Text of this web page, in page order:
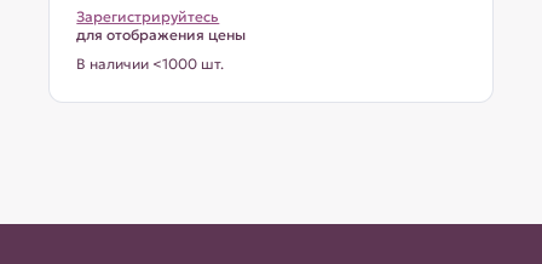
Зарегистрируйтесь
для отображения цены
В наличии <1000 шт.